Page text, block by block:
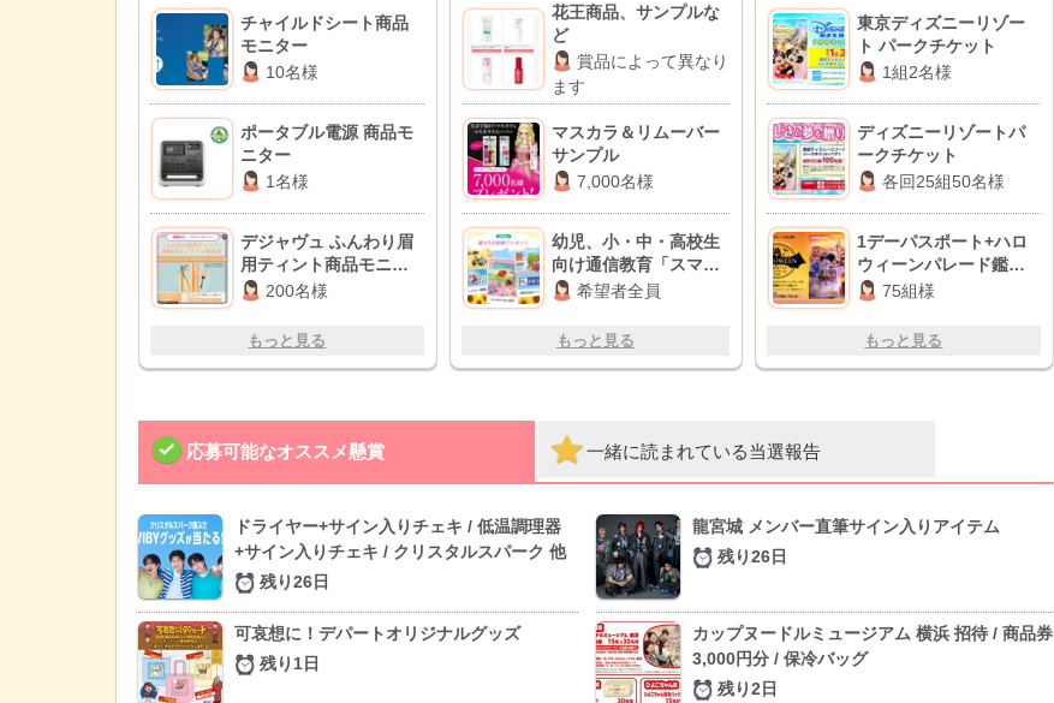
チャイルドシート商品
モニター
10名様
ポータブル電源 商品モ
ニター
1名様
デジャヴュ ふんわり眉
用ティント商品モニタ
ー 200名様
もっと見る
花王商品、サンプルな
ど
賞品によって異なり
ます
マスカラ＆リムーバー
サンプル
7,000名様
幼児、小・中・高校生
向け通信教育「スマイ
ルゼミ」無料資料
希望者全員
もっと見る
東京ディズニーリゾー
ト パークチケット
1組2名様
ディズニーリゾートパ
ークチケット
各回25組50名様
1デーパスポート+ハロ
ウィーンパレード鑑賞
券 75組様
もっと見る
応募可能なオススメ懸賞 一緒に読まれている当選報告
ドライヤー+サイン入りチェキ / 低温調理器
+サイン入りチェキ / クリスタルスパーク 他
残り26日
龍宮城 メンバー直筆サイン入りアイテム
残り26日
可哀想に！デパートオリジナルグッズ
残り1日
カップヌードルミュージアム 横浜 招待 / 商品券
3,000円分 / 保冷バッグ
残り2日